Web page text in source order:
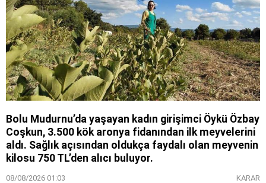
Bolu Mudurnu’da yaşayan kadın girişimci Öykü Özbay
Coşkun, 3.500 kök aronya fidanından ilk meyvelerini
aldı. Sağlık açısından oldukça faydalı olan meyvenin
kilosu 750 TL’den alıcı buluyor.
08/08/2026 01:03 KARAR